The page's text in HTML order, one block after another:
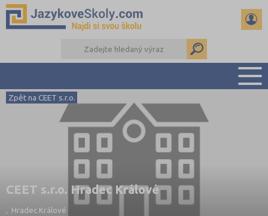
PŘEHLED ŠKOL
PŘÍPRAVA NA ZKOUŠKY A K MATURITĚ
RADY A ČLÁNKY
KONTAKTY
DALŠÍ DRUHY ŠKOL
CEET s.r.o. Hradec Králové
, Hradec Králové
Zpět na CEET s.r.o.